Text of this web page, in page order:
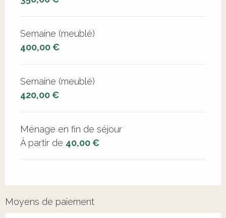
Semaine (meublé)
400,00 €
Semaine (meublé)
420,00 €
Ménage en fin de séjour
À partir de 40,00 €
Moyens de paiement